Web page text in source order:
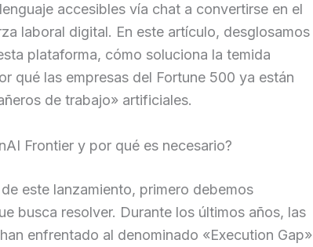
accesibles vía chat a convertirse en el
laboral digital. En este artículo, desglosamos
plataforma, cómo soluciona la temida
qué las empresas del Fortune 500 ya están
de trabajo» artificiales.
Frontier y por qué es necesario?
este lanzamiento, primero debemos
busca resolver. Durante los últimos años, las
enfrentado al denominado «Execution Gap»